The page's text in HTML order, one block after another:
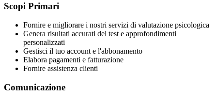
Scopi Primari
Fornire e migliorare i nostri servizi di valutazione psicologica
Genera risultati accurati del test e approfondimenti
personalizzati
Gestisci il tuo account e l'abbonamento
Elabora pagamenti e fatturazione
Fornire assistenza clienti
Comunicazione